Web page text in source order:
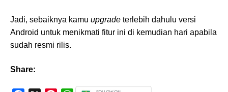
Jadi, sebaiknya kamu upgrade terlebih dahulu versi
Android untuk menikmati fitur ini di kemudian hari apabila
sudah resmi rilis.
Share: